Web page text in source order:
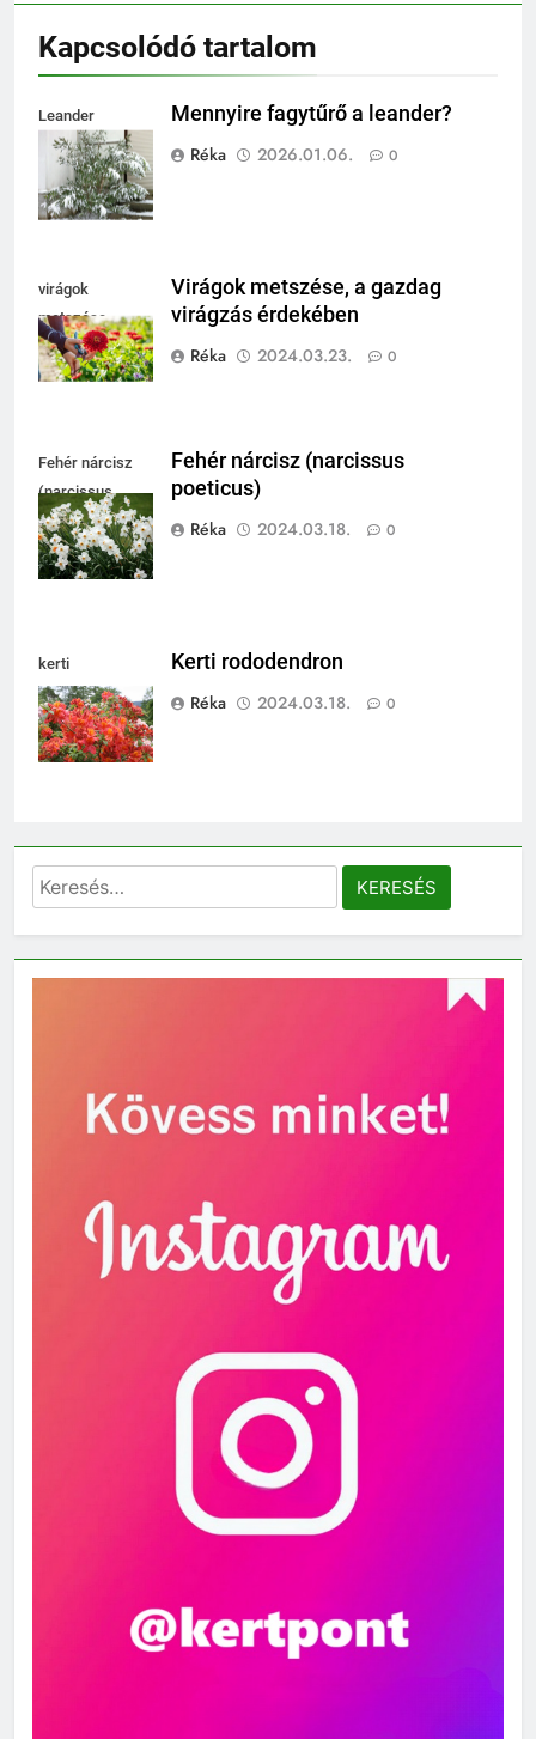
Kapcsolódó tartalom
Leander
fagytűrése
Mennyire fagytűrő a leander?
Réka
2026.01.06. 0
virágok
metszése
Virágok metszése, a gazdag
virágzás érdekében
Réka
2024.03.23. 0
Fehér nárcisz
(narcissus
poeticus)
Fehér nárcisz (narcissus
poeticus)
Réka
2024.03.18. 0
kerti
rododendron
Kerti rododendron
Réka
2024.03.18. 0
Keresés: